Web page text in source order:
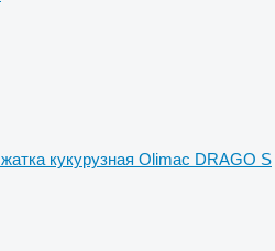
жатка кукурузная Olimac DRAGO S